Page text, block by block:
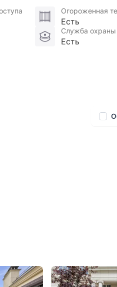
Огороженная
Есть
Служба охраны
Есть